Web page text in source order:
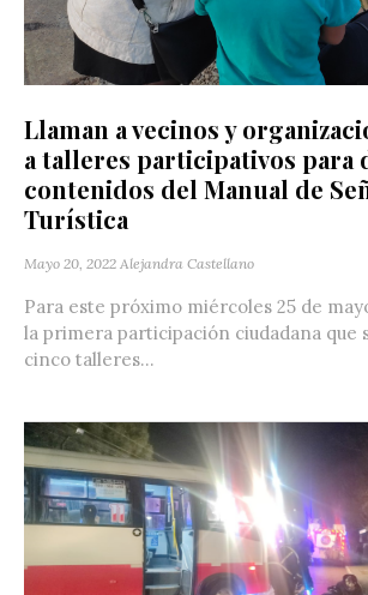
Llaman a vecinos y
a talleres participativos para
contenidos del Manual de
Turística
Mayo 20, 2022 Alejandra Castellano
Para este próximo miércoles 25 de
la primera participación ciudadana que
cinco talleres...